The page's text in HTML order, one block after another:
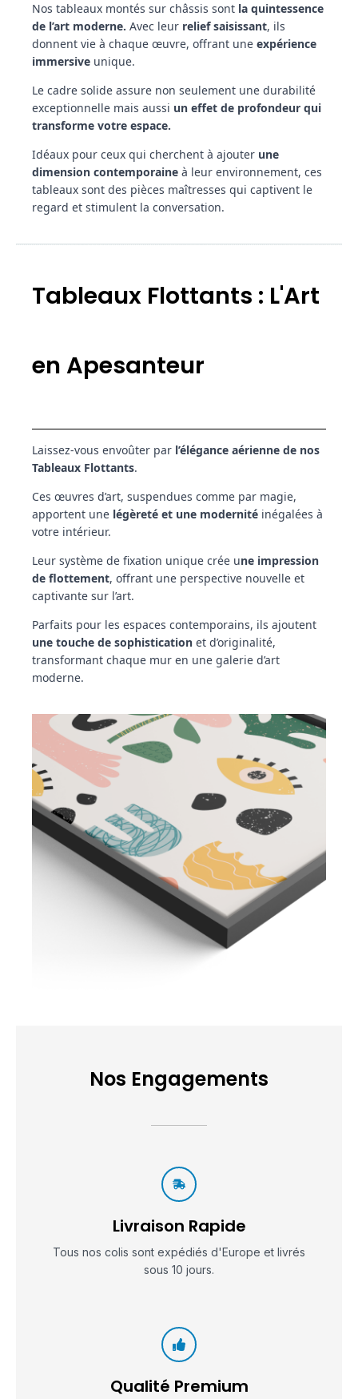
Nos tableaux montés sur châssis sont la quintessence
de l’art moderne. Avec leur relief saisissant, ils
donnent vie à chaque œuvre, offrant une expérience
immersive unique.
Le cadre solide assure non seulement une durabilité
exceptionnelle mais aussi un effet de profondeur qui
transforme votre espace.
Idéaux pour ceux qui cherchent à ajouter une
dimension contemporaine à leur environnement, ces
tableaux sont des pièces maîtresses qui captivent le
regard et stimulent la conversation.
Tableaux Flottants : L'Art
en Apesanteur
Laissez-vous envoûter par l’élégance aérienne de nos
Tableaux Flottants.
Ces œuvres d’art, suspendues comme par magie,
apportent une légèreté et une modernité inégalées à
votre intérieur.
Leur système de fixation unique crée une impression
de flottement, offrant une perspective nouvelle et
captivante sur l’art.
Parfaits pour les espaces contemporains, ils ajoutent
une touche de sophistication et d’originalité,
transformant chaque mur en une galerie d’art
moderne.
Nos Engagements
Livraison Rapide
Tous nos colis sont expédiés d'Europe et livrés
sous 10 jours.
Qualité Premium